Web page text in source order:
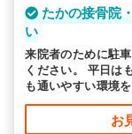
たかの接骨院
い
来院者のために駐
ください。 平日は
も通いやすい環境
お